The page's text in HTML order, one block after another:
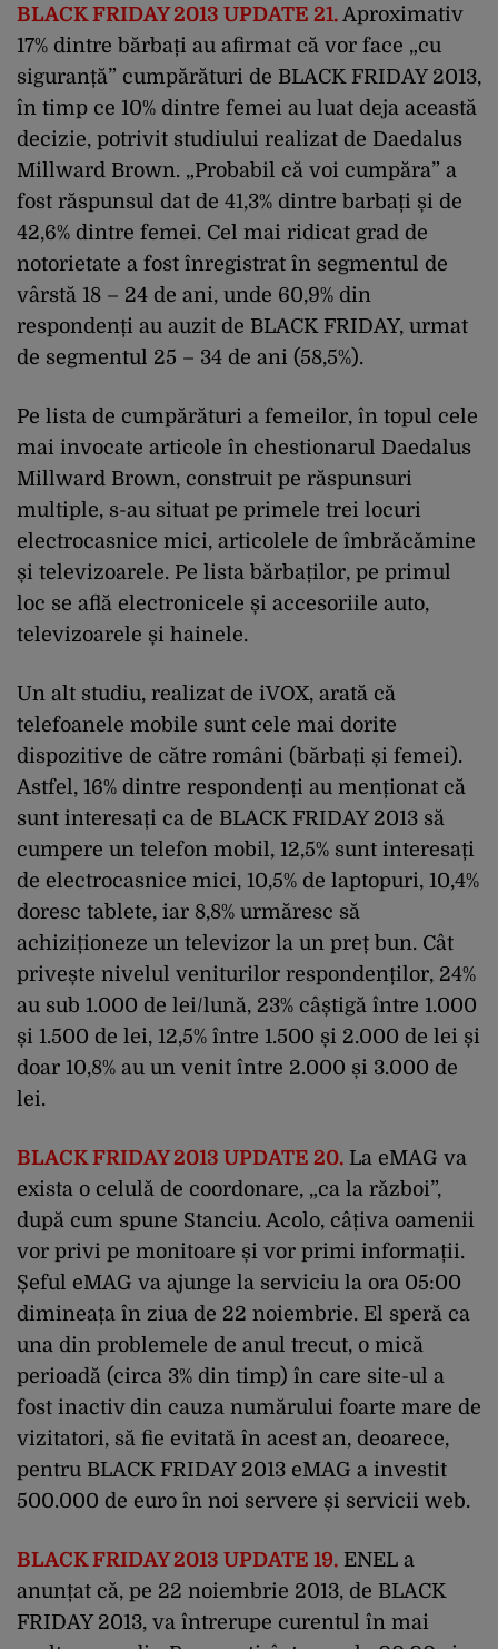
BLACK FRIDAY 2013 UPDATE 21. Aproximativ
17% dintre bărbați au afirmat că vor face „cu
siguranță” cumpărături de BLACK FRIDAY 2013,
în timp ce 10% dintre femei au luat deja această
decizie, potrivit studiului realizat de Daedalus
Millward Brown. „Probabil că voi cumpăra” a
fost răspunsul dat de 41,3% dintre barbați și de
42,6% dintre femei. Cel mai ridicat grad de
notorietate a fost înregistrat în segmentul de
vârstă 18 – 24 de ani, unde 60,9% din
respondenți au auzit de BLACK FRIDAY, urmat
de segmentul 25 – 34 de ani (58,5%).
Pe lista de cumpărături a femeilor, în topul cele
mai invocate articole în chestionarul Daedalus
Millward Brown, construit pe răspunsuri
multiple, s-au situat pe primele trei locuri
electrocasnice mici, articolele de îmbrăcămine
și televizoarele. Pe lista bărbaților, pe primul
loc se află electronicele și accesoriile auto,
televizoarele și hainele.
Un alt studiu, realizat de iVOX, arată că
telefoanele mobile sunt cele mai dorite
dispozitive de către români (bărbați și femei).
Astfel, 16% dintre respondenți au menționat că
sunt interesați ca de BLACK FRIDAY 2013 să
cumpere un telefon mobil, 12,5% sunt interesați
de electrocasnice mici, 10,5% de laptopuri, 10,4%
doresc tablete, iar 8,8% urmăresc să
achiziționeze un televizor la un preț bun. Cât
privește nivelul veniturilor respondenților, 24%
au sub 1.000 de lei/lună, 23% câștigă între 1.000
și 1.500 de lei, 12,5% între 1.500 și 2.000 de lei și
doar 10,8% au un venit între 2.000 și 3.000 de
lei.
BLACK FRIDAY 2013 UPDATE 20. La eMAG va
exista o celulă de coordonare, „ca la război”,
după cum spune Stanciu. Acolo, câțiva oamenii
vor privi pe monitoare și vor primi informații.
Șeful eMAG va ajunge la serviciu la ora 05:00
dimineața în ziua de 22 noiembrie. El speră ca
una din problemele de anul trecut, o mică
perioadă (circa 3% din timp) în care site-ul a
fost inactiv din cauza numărului foarte mare de
vizitatori, să fie evitată în acest an, deoarece,
pentru BLACK FRIDAY 2013 eMAG a investit
500.000 de euro în noi servere și servicii web.
BLACK FRIDAY 2013 UPDATE 19. ENEL a
anunțat că, pe 22 noiembrie 2013, de BLACK
FRIDAY 2013, va întrerupe curentul în mai